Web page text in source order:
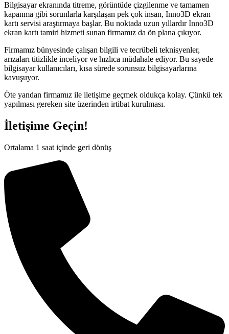
Bilgisayar ekranında titreme, görüntüde çizgilenme ve tamamen
kapanma gibi sorunlarla karşılaşan pek çok insan, Inno3D ekran
kartı servisi araştırmaya başlar. Bu noktada uzun yıllardır Inno3D
ekran kartı tamiri hizmeti sunan firmamız da ön plana çıkıyor.
Firmamız bünyesinde çalışan bilgili ve tecrübeli teknisyenler,
arızaları titizlikle inceliyor ve hızlıca müdahale ediyor. Bu sayede
bilgisayar kullanıcıları, kısa sürede sorunsuz bilgisayarlarına
kavuşuyor.
Öte yandan firmamız ile iletişime geçmek oldukça kolay. Çünkü tek
yapılması gereken site üzerinden irtibat kurulması.
İletişime Geçin!
Ortalama 1 saat içinde geri dönüş